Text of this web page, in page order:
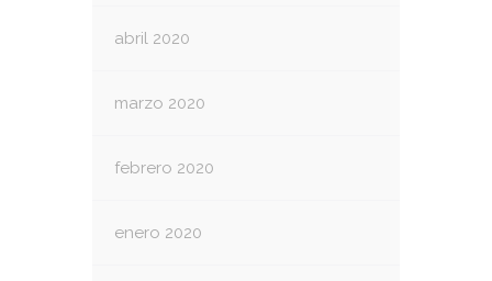
abril 2020
marzo 2020
febrero 2020
enero 2020